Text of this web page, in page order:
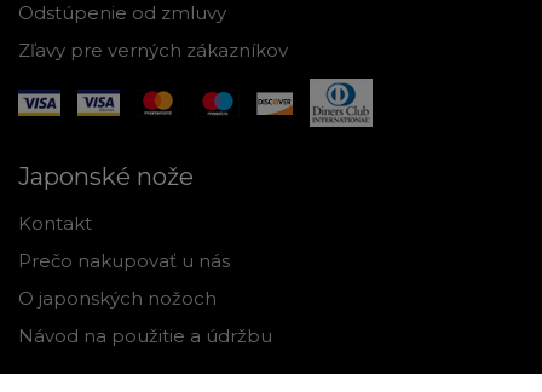
Odstúpenie od zmluvy
Zľavy pre verných zákazníkov
Japonské nože
Kontakt
Prečo nakupovať u nás
O japonských nožoch
Návod na použitie a údržbu